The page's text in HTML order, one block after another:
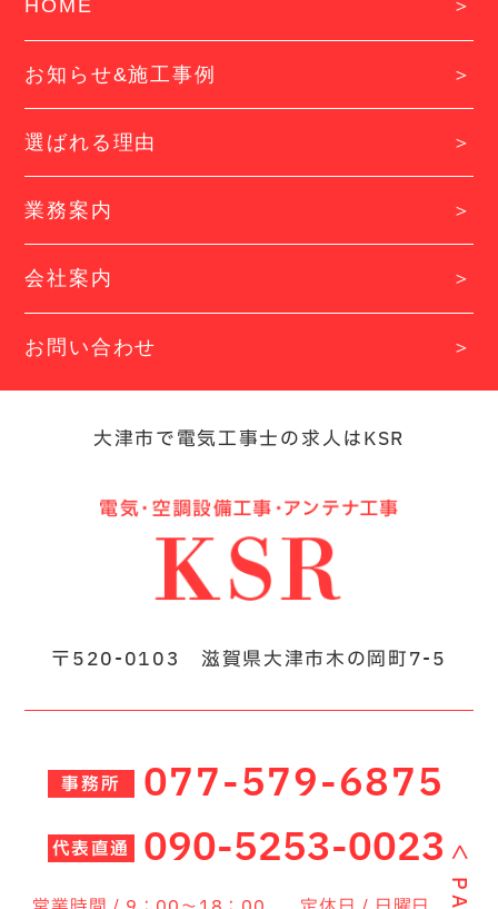
HOME
お知らせ&施工事例
選ばれる理由
業務案内
会社案内
お問い合わせ
大津市で電気工事士の求人はKSR
〒520-0103 滋賀県大津市木の岡町7-5
事務所 077-579-6875
代表直通 090-5253-0023 ＜